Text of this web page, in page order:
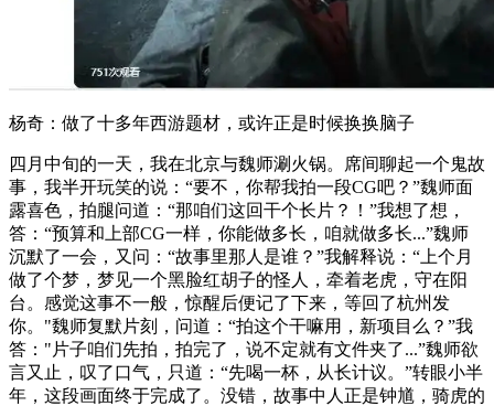
杨奇：做了十多年西游题材，或许正是时候换换脑子
四月中旬的一天，我在北京与魏师涮火锅。席间聊起一个鬼故
事，我半开玩笑的说：“要不，你帮我拍一段CG吧？”魏师面
露喜色，拍腿问道：“那咱们这回干个长片？！”我想了想，
答：“预算和上部CG一样，你能做多长，咱就做多长...”魏师
沉默了一会，又问：“故事里那人是谁？”我解释说：“上个月
做了个梦，梦见一个黑脸红胡子的怪人，牵着老虎，守在阳
台。感觉这事不一般，惊醒后便记了下来，等回了杭州发
你。"魏师复默片刻，问道：“拍这个干嘛用，新项目么？”我
答："片子咱们先拍，拍完了，说不定就有文件夹了...”魏师欲
言又止，叹了口气，只道：“先喝一杯，从长计议。”转眼小半
年，这段画面终于完成了。没错，故事中人正是钟馗，骑虎的